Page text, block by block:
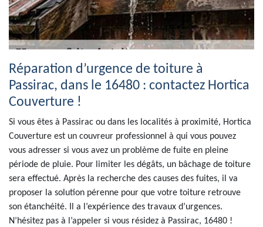
Réparation d’urgence de toiture à
Passirac, dans le 16480 : contactez Hortica
Couverture !
Si vous êtes à Passirac ou dans les localités à proximité, Hortica
Couverture est un couvreur professionnel à qui vous pouvez
vous adresser si vous avez un problème de fuite en pleine
période de pluie. Pour limiter les dégâts, un bâchage de toiture
sera effectué. Après la recherche des causes des fuites, il va
proposer la solution pérenne pour que votre toiture retrouve
son étanchéité. Il a l’expérience des travaux d’urgences.
N’hésitez pas à l’appeler si vous résidez à Passirac, 16480 !